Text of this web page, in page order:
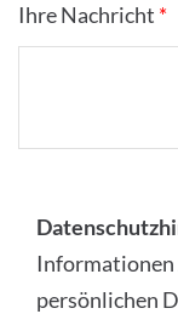
Ihre Nachricht *
Informationen
persönlichen